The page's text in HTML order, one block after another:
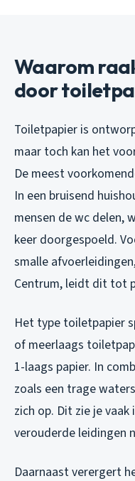
Waarom
door
Toiletpapier is
maar toch kan het
De meest
In een bruisend
mensen de wc delen,
keer doorgespoeld.
smalle
Centrum, leidt dit tot
Het type toiletpapier
of meerlaags
1-laags papier. In
zoals een trage
zich op. Dit zie je
verouderde leidingen
Daarnaast verergert